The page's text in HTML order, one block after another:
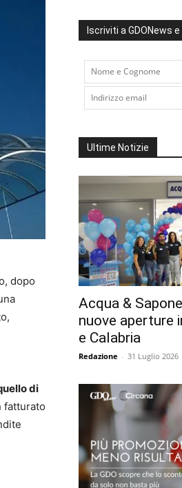
dopo
di
fatturato
Iscriviti a GDONews
Ultime Notizie
Acqua &
nuove aperture
e Calabria
Redazione - 31 Luglio 2026